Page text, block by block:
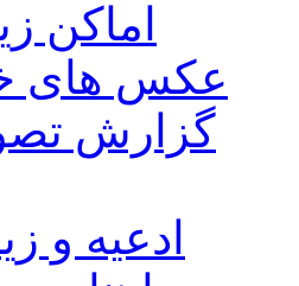
اماکن
عکس های
گزارش
ادعیه و